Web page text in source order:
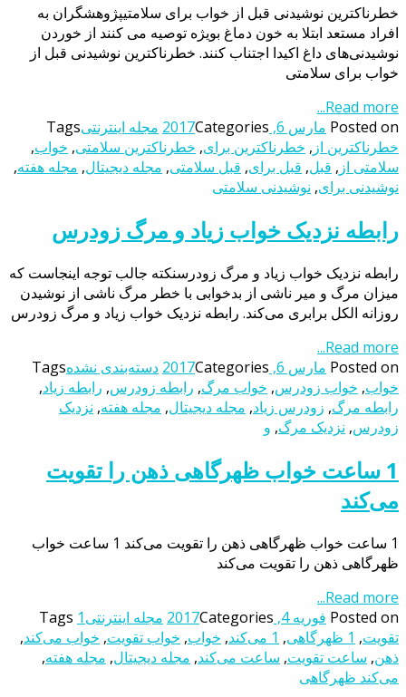
خطرناکترین نوشیدنی قبل از خواب برای سلامتیپژوهشگران به
افراد مستعد ابتلا به خون دماغ بویژه توصیه می کنند از خوردن
نوشیدنی‌های داغ اکیدا اجتناب کنند. خطرناکترین نوشیدنی قبل از
خواب برای سلامتی
Read more...
Posted on مارس 6, 2017 Categories مجله اینترنتیTags
خطرناکترین از , خطرناکترین برای, خطرناکترین سلامتی, خواب,
سلامتی از , قبل, قبل برای, قبل سلامتی, مجله دیجیتال, مجله هفته,
نوشیدنی برای, نوشیدنی سلامتی
رابطه نزدیک خواب زیاد و مرگ زودرس
رابطه نزدیک خواب زیاد و مرگ زودرسنکته جالب توجه اینجاست که
میزان مرگ و میر ناشی از بدخوابی با خطر مرگ ناشی از نوشیدن
روزانه الکل برابری می‌کند. رابطه نزدیک خواب زیاد و مرگ زودرس
Read more...
Posted on مارس 6, 2017 Categories دسته‌بندی نشدهTags
خواب, خواب زودرس, خواب مرگ, رابطه زودرس, رابطه زیاد,
رابطه مرگ, زودرس زیاد, مجله دیجیتال, مجله هفته, نزدیک
زودرس, نزدیک مرگ, و
1 ساعت خواب ظهرگاهی ذهن را تقویت
می‌کند
1 ساعت خواب ظهرگاهی ذهن را تقویت می‌کند 1 ساعت خواب
ظهرگاهی ذهن را تقویت می‌کند
Read more...
Posted on فوریه 4, 2017 Categories مجله اینترنتی Tags 1
تقویت, 1 ظهرگاهی , 1 می‌کند , خواب, خواب تقویت, خواب می‌کند,
ذهن, ساعت تقویت, ساعت می‌کند, مجله دیجیتال, مجله هفته,
می‌کند ظهرگاهی